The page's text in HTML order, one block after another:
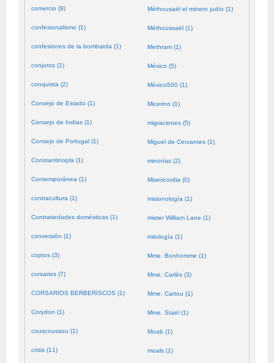
comercio (9)
confesionalismo (1)
confesiones de la bombarda (1)
conjuros (1)
conquista (2)
Consejo de Estado (1)
Consejo de Indias (1)
Consejo de Portugal (1)
Constantinopla (1)
Contemporánea (1)
contracultura (1)
Contrariedades domésticas (1)
conversión (1)
coptos (3)
corsarios (7)
CORSARIOS BERBERISCOS (1)
Corydon (1)
couscoussou (1)
crisis (11)
Méthousaël el minero judío (1)
Méthoussaël (1)
Methram (1)
México (5)
México500 (1)
Micerino (1)
migraciones (5)
Miguel de Cervantes (1)
minorías (2)
Misericordia (0)
misionología (1)
mister William Lane (1)
mitología (1)
Mme. Bonhomme (1)
Mme. Carlès (3)
Mme. Cartou (1)
Mme. Staël (1)
Moab (1)
moals (1)